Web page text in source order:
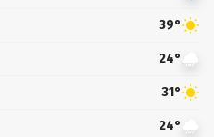
39°
24°
31°
24°